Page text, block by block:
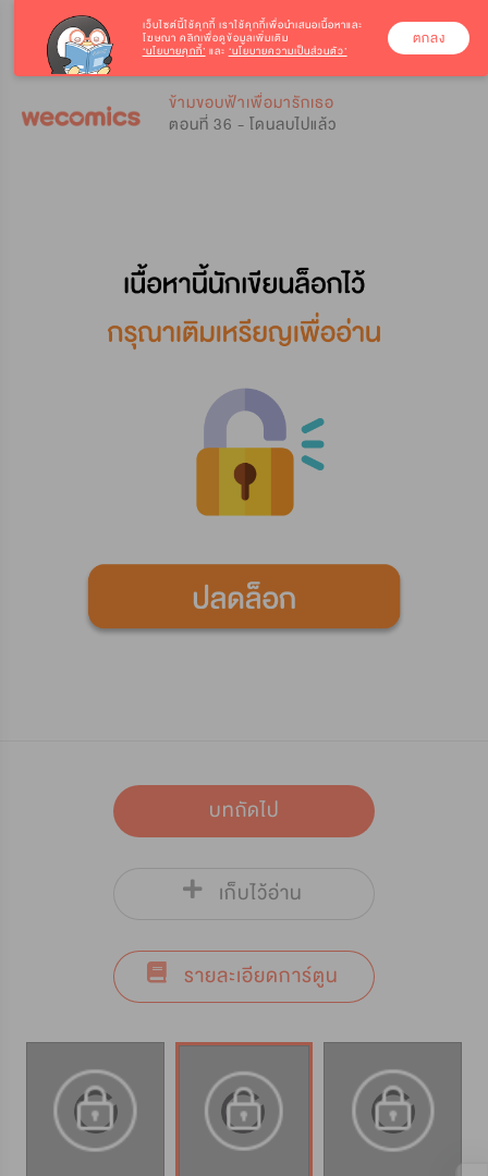
ข้ามขอบฟ้าเพื่อมารักเธอ
ตอนที่ 36 - โดนลบไปแล้ว
บทถัดไป
เก็บไว้อ่าน
รายละเอียดการ์ตูน
0
เว็บไซต์นี้ใช้คุกกี้ เราใช้คุกกี้เพื่อนำเสนอเนื้อหาและ
โฆษณา คลิกเพื่อดูข้อมูลเพิ่มเติม
‘นโยบายคุกกี้’ และ ‘นโยบายความเป็นส่วนตัว’
ตกลง